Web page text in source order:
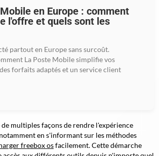
en Europe : comment
l'offre et quels sont les
partout en Europe sans surcoût.
La Poste Mobile simplifie vos
forfaits adaptés et un service client
multiples façons de rendre l'expérience
en s'informant sur les méthodes
freebox osfacilement. Cette démarche